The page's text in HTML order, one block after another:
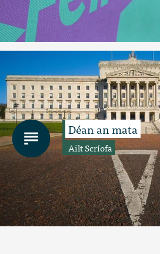
Déan an mata
Ailt Scríofa